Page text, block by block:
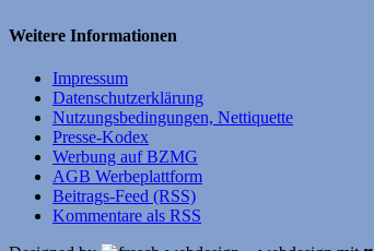
Weitere Informationen
Impressum
Datenschutzerklärung
Nutzungsbedingungen, Nettiquette
Presse-Kodex
Werbung auf BZMG
AGB Werbeplattform
Beitrags-Feed (RSS)
Kommentare als RSS